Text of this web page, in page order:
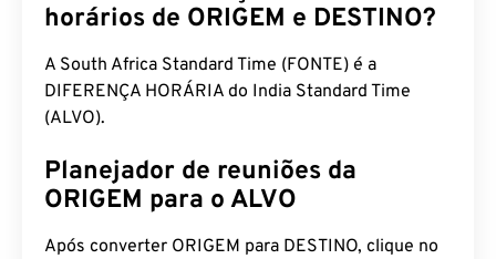
horários de ORIGEM e DESTINO?
A South Africa Standard Time (FONTE) é a
DIFERENÇA HORÁRIA do India Standard Time
(ALVO).
Planejador de reuniões da
ORIGEM para o ALVO
Após converter ORIGEM para DESTINO, clique no